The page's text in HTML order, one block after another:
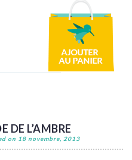
DE L’AMBRE
on 18 novembre, 2013